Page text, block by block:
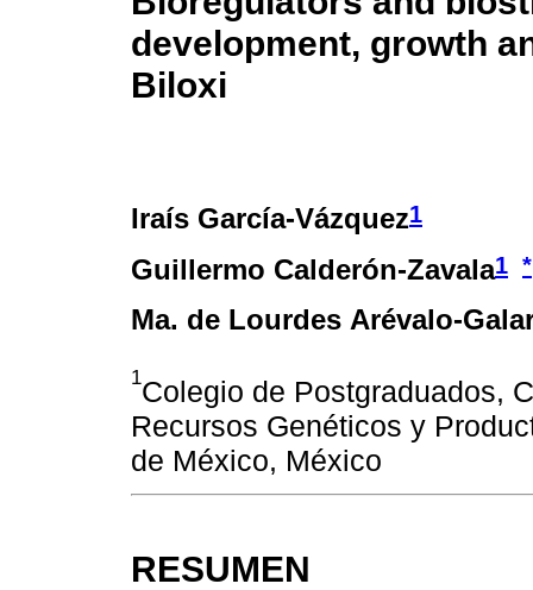
development, growth
Biloxi
Iraís García-Vázquez1
Guillermo Calderón-Zavala1 *
Ma. de Lourdes Arévalo-
1Colegio de Postgraduados,
Recursos Genéticos y
de México, México
RESUMEN